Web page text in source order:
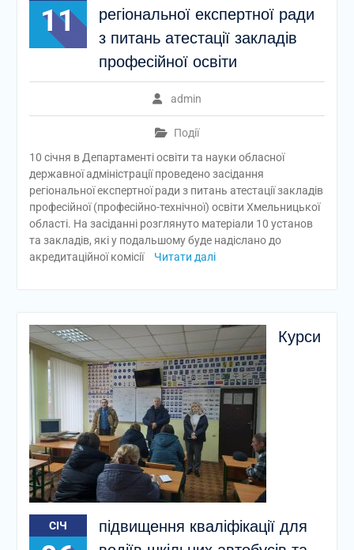
11
регіональної експертної ради
з питань атестації закладів
професійної освіти
admin
Події
10 січня в Департаменті освіти та науки обласної
державної адміністрації проведено засідання
регіональної експертної ради з питань атестації закладів
професійної (професійно-технічної) освіти Хмельницької
області. На засіданні розглянуто матеріали 10 установ
та закладів, які у подальшому буде надіслано до
акредитаційної комісії
Читати далі
СІЧ
Курси
підвищення кваліфікації для